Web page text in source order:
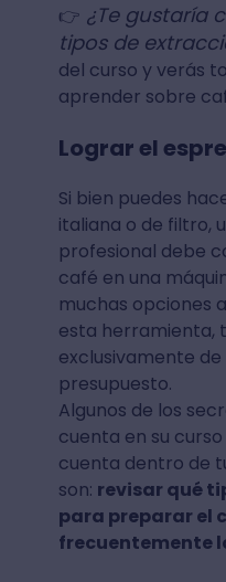
👉 ¿Te gustaría
tipos de
del curso y verás
aprender sobre
Lograr el
Si bien puedes
italiana o de filtro,
profesional debe
café en una
muchas opciones
esta herramienta,
exclusivamente
presupuesto.
Algunos de los
cuenta en su
cuenta dentro de
son: revisar qué
para preparar el
frecuentemente